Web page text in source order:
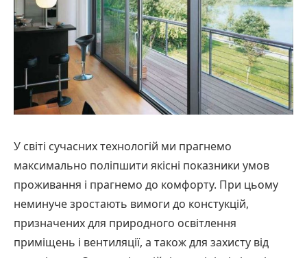
У світі сучасних технологій ми прагнемо
максимально поліпшити якісні показники умов
проживання і прагнемо до комфорту. При цьому
неминуче зростають вимоги до констукцій,
призначених для природного освітлення
приміщень і вентиляції, а також для захисту від